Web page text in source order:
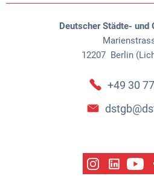
Deutscher Städte- und
12207 Berlin
+49 30